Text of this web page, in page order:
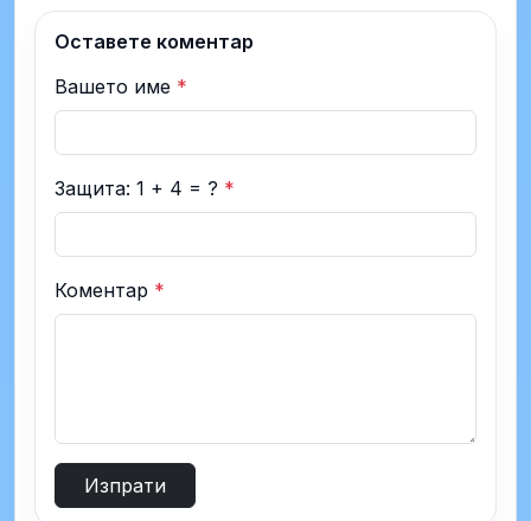
Оставете коментар
Вашето име *
Защита: 1 + 4 = ? *
Коментар *
Изпрати